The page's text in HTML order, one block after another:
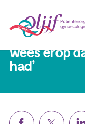
Zoon Jasper
stond
wees erop
had’